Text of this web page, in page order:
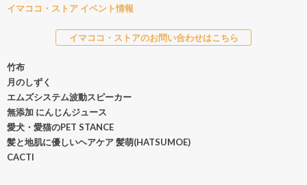
イマココ・ストア イベント情報
イマココ・ストアのお問い合わせはこちら
竹布
月のしずく
エムズシステム波動スピーカー
無添加 にんじんジュース
愛犬・愛猫のPET STANCE
髪と地肌に優しいヘアケア 髪萌(HATSUMOE)
CACTI